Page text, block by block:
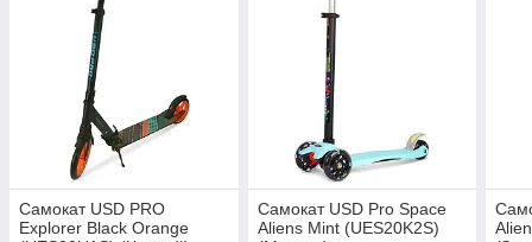
Самокат USD PRO
Explorer Black Orange
Самокат USD Pro Space
Aliens Mint (UES20K2S)